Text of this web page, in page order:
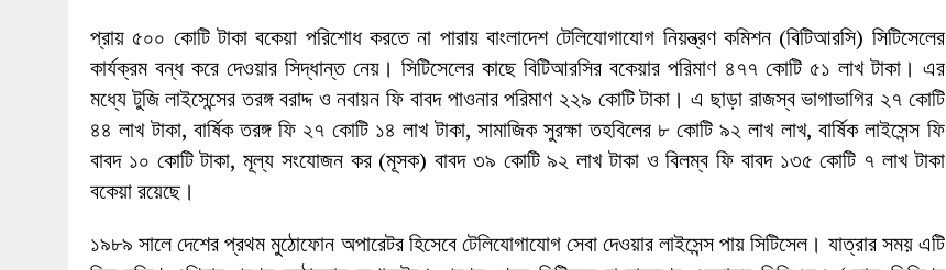
প্রায় ৫০০ কোটি টাকা বকেয়া পরিশোধ করতে না পারায় বাংলাদেশ টেলিযোগাযোগ নিয়ন্ত্রণ কমিশন (বিটিআরসি) সিটিসেলের
কার্যক্রম বন্ধ করে দেওয়ার সিদ্ধান্ত নেয়। সিটিসেলের কাছে বিটিআরসির বকেয়ার পরিমাণ ৪৭৭ কোটি ৫১ লাখ টাকা। এর
মধ্যে টুজি লাইসেন্সের তরঙ্গ বরাদ্দ ও নবায়ন ফি বাবদ পাওনার পরিমাণ ২২৯ কোটি টাকা। এ ছাড়া রাজস্ব ভাগাভাগির ২৭ কোটি
৪৪ লাখ টাকা, বার্ষিক তরঙ্গ ফি ২৭ কোটি ১৪ লাখ টাকা, সামাজিক সুরক্ষা তহবিলের ৮ কোটি ৯২ লাখ লাখ, বার্ষিক লাইসেন্স ফি
বাবদ ১০ কোটি টাকা, মূল্য সংযোজন কর (মূসক) বাবদ ৩৯ কোটি ৯২ লাখ টাকা ও বিলম্ব ফি বাবদ ১৩৫ কোটি ৭ লাখ টাকা
বকেয়া রয়েছে।
১৯৮৯ সালে দেশের প্রথম মুঠোফোন অপারেটর হিসেবে টেলিযোগাযোগ সেবা দেওয়ার লাইসেন্স পায় সিটিসেল। যাত্রার সময় এটি